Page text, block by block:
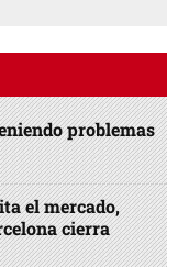
problemas
el mercado,
cierra